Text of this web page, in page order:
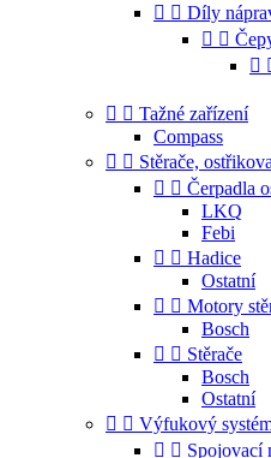
  Díly
 

  Tažné zařízení
Compass
  Stěrače,
  Čerpadla
LKQ
Febi
  Hadice
Ostatní
  Motory
Bosch
  Stěrače
Bosch
Ostatní
  Výfukový
  Spojovací